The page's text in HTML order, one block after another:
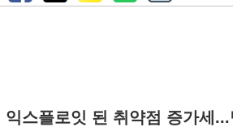
익스플로잇 된 취약점 증가세